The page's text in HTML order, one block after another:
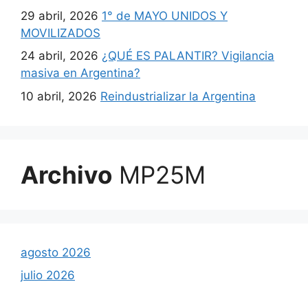
29 abril, 2026 1° de MAYO UNIDOS Y
MOVILIZADOS
24 abril, 2026 ¿QUÉ ES PALANTIR? Vigilancia
masiva en Argentina?
10 abril, 2026 Reindustrializar la Argentina
Archivo MP25M
agosto 2026
julio 2026